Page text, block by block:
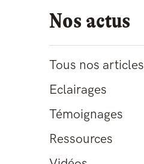
Nos actus
Tous nos articles
Eclairages
Témoignages
Ressources